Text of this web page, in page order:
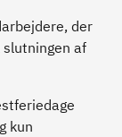
der
af
kun